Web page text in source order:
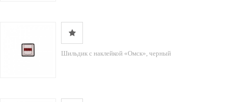
Шильдик с наклейкой «Омск», черный